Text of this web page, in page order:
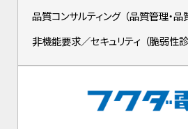
品質コンサルティング （品質管理・品
非機能要求／セキュリティ （脆弱性